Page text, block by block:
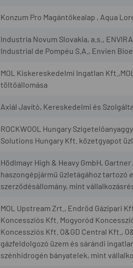
Konzum Pro Magántőkealap , Aqua
Industria Novum Slovakia, a.s.,
Industrial de Pompéu S.A., Envien
MOL Kiskereskedelmi Ingatlan
töltőállomása
Axiál Javító, Kereskedelmi és
ROCKWOOL Hungary
Solutions Hungary Kft. kőzetgyapot
Hödlmayr High & Heavy GmbH,
haszongépjármű üzletágához tartozó
szerződésállomány, mint
MOL Upstream Zrt., Endrőd Gázipari
Koncessziós Kft. Mogyoród
Koncessziós Kft. O&GD Central Kft.,
gázfeldolgozó üzem és sárándi
szénhidrogén bányatelek, mint